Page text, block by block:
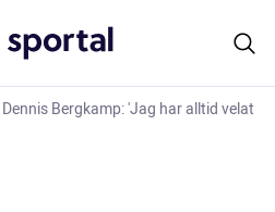
Dennis Bergkamp: 'Jag har alltid velat